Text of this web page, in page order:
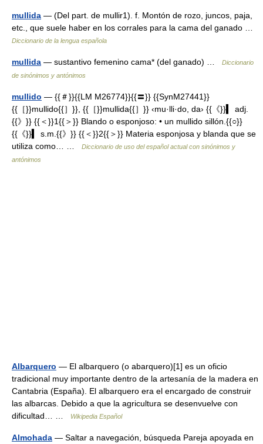
mullida — (Del part. de mullir1). f. Montón de rozo, juncos, paja,
etc., que suele haber en los corrales para la cama del ganado …
Diccionario de la lengua española
mullida — sustantivo femenino cama* (del ganado) …
Diccionario
de sinónimos y antónimos
mullido — {{＃}}{{LM M26774}}{{〓}} {{SynM27441}}
{{［}}mullido{{］}}, {{［}}mullida{{］}} ‹mu·lli·do, da› {{《}}▍ adj.
{{》}} {{＜}}1{{＞}} Blando o esponjoso: • un mullido sillón.{{○}}
{{《}}▍ s.m.{{》}} {{＜}}2{{＞}} Materia esponjosa y blanda que se
utiliza como… …
Diccionario de uso del español actual con sinónimos y
antónimos
Albarquero — El albarquero (o abarquero)[1] es un oficio
tradicional muy importante dentro de la artesanía de la madera en
Cantabria (España). El albarquero era el encargado de construir
las albarcas. Debido a que la agricultura se desenvuelve con
dificultad… …
Wikipedia Español
Almohada — Saltar a navegación, búsqueda Pareja apoyada en